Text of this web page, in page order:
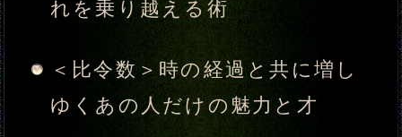
あの人があなたに感じている、
他の異性にはない特別な魅力
あの人の中で、あなたは今こん
な位置づけをされています